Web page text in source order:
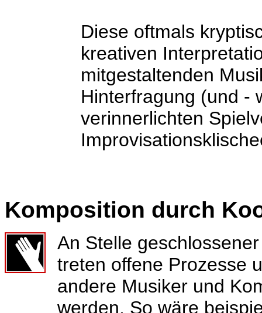
Diese oftmals
kreativen
mitgestaltenden
Hinterfragung (und -
verinnerlichten
Komposition durch
An Stelle
treten offene Prozesse
andere Musiker und
werden. So wäre